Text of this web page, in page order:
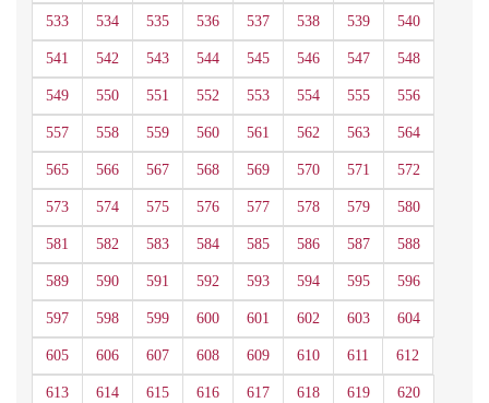
533 534 535 536 537 538 539 540
541 542 543 544 545 546 547 548
549 550 551 552 553 554 555 556
557 558 559 560 561 562 563 564
565 566 567 568 569 570 571 572
573 574 575 576 577 578 579 580
581 582 583 584 585 586 587 588
589 590 591 592 593 594 595 596
597 598 599 600 601 602 603 604
605 606 607 608 609 610 611 612
613 614 615 616 617 618 619 620